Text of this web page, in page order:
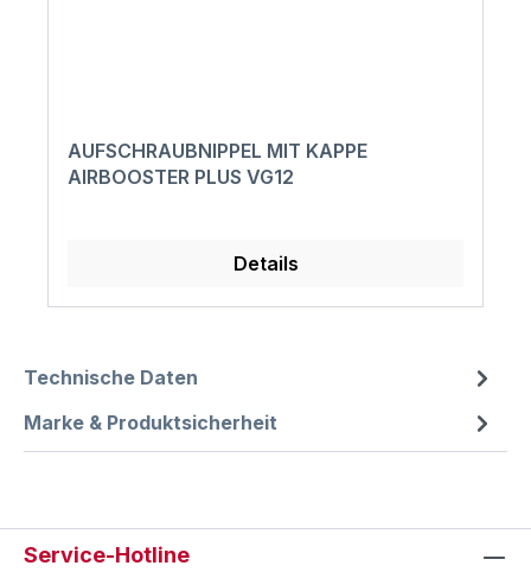
AUFSCHRAUBNIPPEL MIT KAPPE
AIRBOOSTER PLUS VG12
Details
Technische Daten
Marke & Produktsicherheit
Service-Hotline